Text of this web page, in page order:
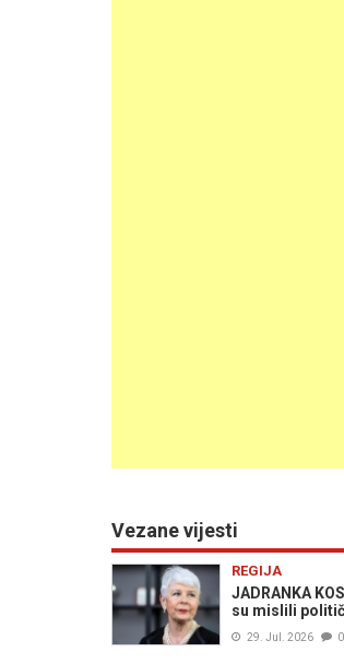
Vezane vijesti
REGIJA
JADRANKA
su mislili
29. Jul. 2026 0